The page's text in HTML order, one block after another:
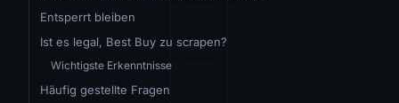
Entsperrt bleiben
Ist es legal, Best Buy zu scrapen?
Wichtigste Erkenntnisse
Häufig gestellte Fragen